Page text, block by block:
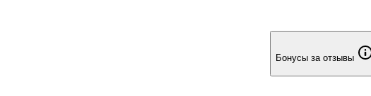
Бонусы за отзывы